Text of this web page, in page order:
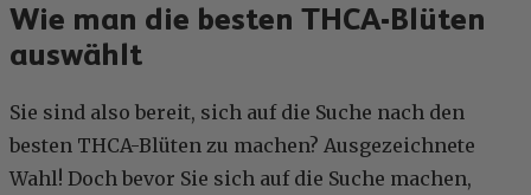
Wie man die besten THCA-Blüten
auswählt
Sie sind also bereit, sich auf die Suche nach den
besten THCA-Blüten zu machen? Ausgezeichnete
Wahl! Doch bevor Sie sich auf die Suche machen,